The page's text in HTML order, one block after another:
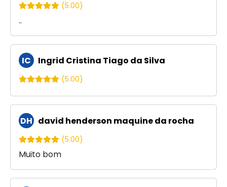
(5.00)
..
IC Ingrid Cristina Tiago da Silva
(5.00)
DH david henderson maquine da rocha
(5.00)
Muito bom